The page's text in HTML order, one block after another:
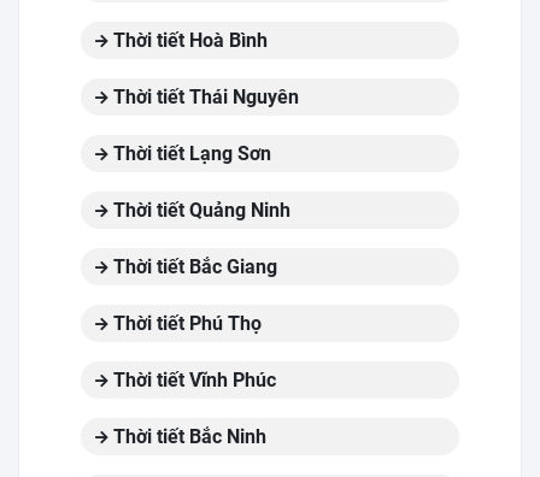
Thời tiết Hoà Bình
Thời tiết Thái Nguyên
Thời tiết Lạng Sơn
Thời tiết Quảng Ninh
Thời tiết Bắc Giang
Thời tiết Phú Thọ
Thời tiết Vĩnh Phúc
Thời tiết Bắc Ninh